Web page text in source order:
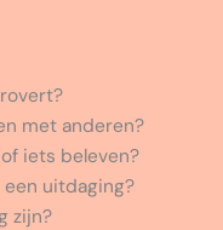
met anderen?
iets beleven?
uitdaging?
zijn?